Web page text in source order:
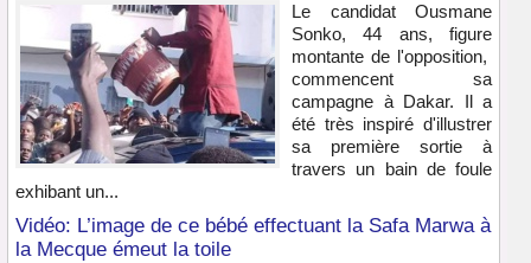
Le candidat Ousmane
Sonko, 44 ans, figure
montante de l'opposition,
commencent sa
campagne à Dakar. Il a
été très inspiré d'illustrer
sa première sortie à
travers un bain de foule
exhibant un...
Vidéo: L’image de ce bébé effectuant la Safa Marwa à
la Mecque émeut la toile